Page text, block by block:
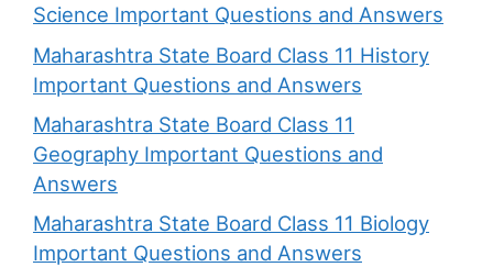
Science Important Questions and Answers
Maharashtra State Board Class 11 History
Important Questions and Answers
Maharashtra State Board Class 11
Geography Important Questions and
Answers
Maharashtra State Board Class 11 Biology
Important Questions and Answers